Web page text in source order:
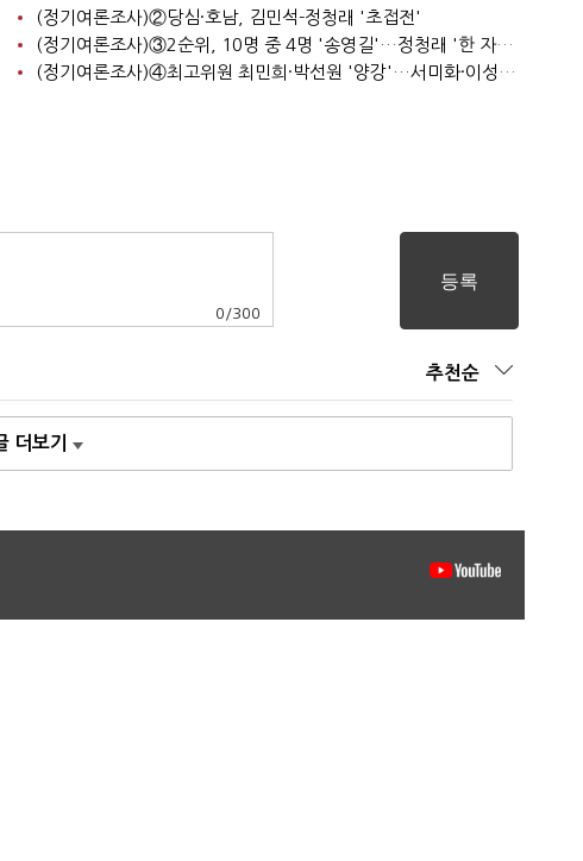
(정기여론조사)②당심·호남, 김민석-정청래 '초접전'
(정기여론조사)③2순위, 10명 중 4명 '송영길'…정청래 '한 자릿수'
(정기여론조사)④최고위원 최민희·박선원 '양강'…서미화·이성윤·임미애 뒤이어
0 /300
추천순
더보기